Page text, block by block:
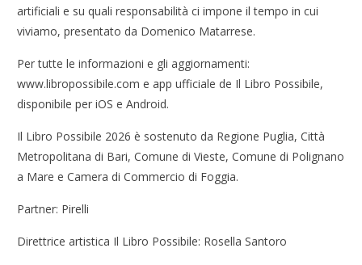
artificiali e su quali responsabilità ci impone il tempo in cui
viviamo, presentato da Domenico Matarrese.
Per tutte le informazioni e gli aggiornamenti:
www.libropossibile.com e app ufficiale de Il Libro Possibile,
disponibile per iOS e Android.
Il Libro Possibile 2026 è sostenuto da Regione Puglia, Città
Metropolitana di Bari, Comune di Vieste, Comune di Polignano
a Mare e Camera di Commercio di Foggia.
Partner: Pirelli
Direttrice artistica Il Libro Possibile: Rosella Santoro